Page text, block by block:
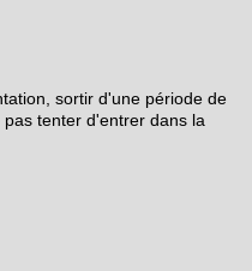
sortir d'une période de
tenter d'entrer dans la